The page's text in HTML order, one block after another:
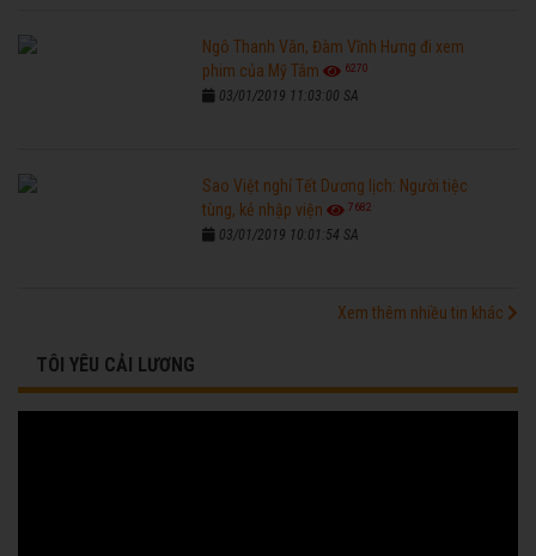
Ngô Thanh Vân, Đàm Vĩnh Hưng đi xem
phim của Mỹ Tâm
6270
03/01/2019 11:03:00 SA
Sao Việt nghỉ Tết Dương lịch: Người tiệc
tùng, kẻ nhập viện
7682
03/01/2019 10:01:54 SA
Xem thêm nhiều tin khác
TÔI YÊU CẢI LƯƠNG